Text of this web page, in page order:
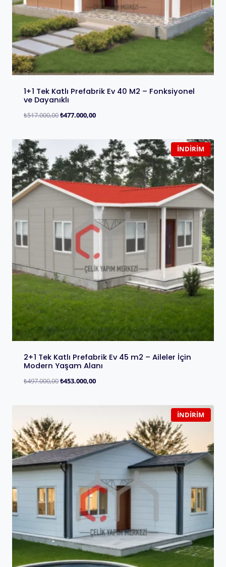
1+1 Tek Katlı Prefabrik Ev 40 M2 – Fonksiyonel
ve Dayanıklı
₺517.000,00₺477.000,00
İNDIRIM
2+1 Tek Katlı Prefabrik Ev 45 m2 – Aileler İçin
Modern Yaşam Alanı
₺497.000,00₺453.000,00
İNDIRIM